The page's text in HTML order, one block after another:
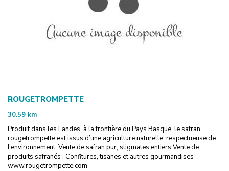
ROUGETROMPETTE
30.59 km
Produit dans les Landes, à la frontière du Pays Basque, le safran
rougetrompette est issus d’une agriculture naturelle, respectueuse de
l’environnement. Vente de safran pur, stigmates entiers Vente de
produits safranés : Confitures, tisanes et autres gourmandises
www.rougetrompette.com